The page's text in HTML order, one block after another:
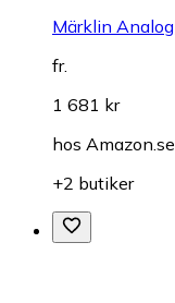
Märklin
fr.
1 681 kr
hos Amazon.se
+2 butiker